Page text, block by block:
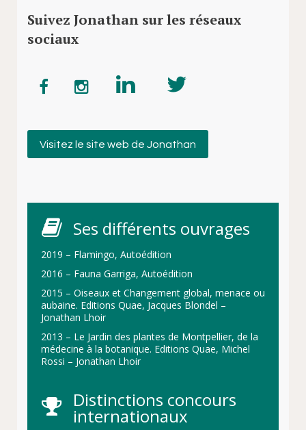
Suivez Jonathan sur les réseaux
sociaux
Visitez le site web de Jonathan
Ses différents ouvrages
2019 – Flamingo, Autoédition
2016 – Fauna Garriga, Autoédition
2015 – Oiseaux et Changement global, menace ou
aubaine. Editions Quae, Jacques Blondel –
Jonathan Lhoir
2013 – Le Jardin des plantes de Montpellier, de la
médecine à la botanique. Editions Quae, Michel
Rossi – Jonathan Lhoir
Distinctions concours
internationaux